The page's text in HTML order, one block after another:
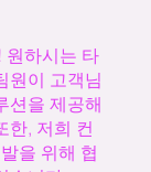
원하시는 타
원이 고객님
션을 제공해
한, 저희 컨
을 위해 협